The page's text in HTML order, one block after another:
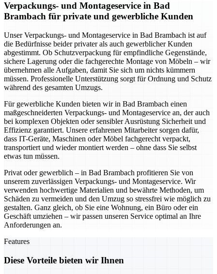
Verpackungs- und Montageservice in Bad
Brambach für private und gewerbliche Kunden
Unser Verpackungs- und Montageservice in Bad Brambach ist auf
die Bedürfnisse beider privater als auch gewerblicher Kunden
abgestimmt. Ob Schutzverpackung für empfindliche Gegenstände,
sichere Lagerung oder die fachgerechte Montage von Möbeln – wir
übernehmen alle Aufgaben, damit Sie sich um nichts kümmern
müssen. Professionelle Unterstützung sorgt für Ordnung und Schutz
während des gesamten Umzugs.
Für gewerbliche Kunden bieten wir in Bad Brambach einen
maßgeschneiderten Verpackungs- und Montageservice an, der auch
bei komplexen Objekten oder sensibler Ausrüstung Sicherheit und
Effizienz garantiert. Unsere erfahrenen Mitarbeiter sorgen dafür,
dass IT-Geräte, Maschinen oder Möbel fachgerecht verpackt,
transportiert und wieder montiert werden – ohne dass Sie selbst
etwas tun müssen.
Privat oder gewerblich – in Bad Brambach profitieren Sie von
unserem zuverlässigen Verpackungs- und Montageservice. Wir
verwenden hochwertige Materialien und bewährte Methoden, um
Schäden zu vermeiden und den Umzug so stressfrei wie möglich zu
gestalten. Ganz gleich, ob Sie eine Wohnung, ein Büro oder ein
Geschäft umziehen – wir passen unseren Service optimal an Ihre
Anforderungen an.
Features
Diese Vorteile bieten wir Ihnen